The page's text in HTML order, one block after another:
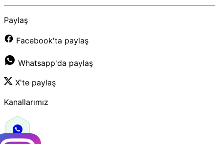
Paylaş
Facebook'ta paylaş
Whatsapp'da paylaş
X'te paylaş
Kanallarımız